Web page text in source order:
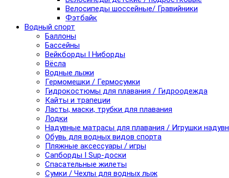
Велосипеды шоссейные/ Гравийники
Фэтбайк
Водный спорт
Баллоны
Бассейны
Вейкборды I Ниборды
Вёсла
Водные лыжи
Гермомешки / Гермосумки
Гидрокостюмы для плавания / Гидроодежда
Кайты и трапеции
Ласты, маски, трубки для плавания
Лодки
Надувные матрасы для плавания / Игрушки
Обувь для водных видов спорта
Пляжные аксессуары / игры
Сапборды I Sup-доски
Спасательные жилеты
Сумки / Чехлы для водных лыж